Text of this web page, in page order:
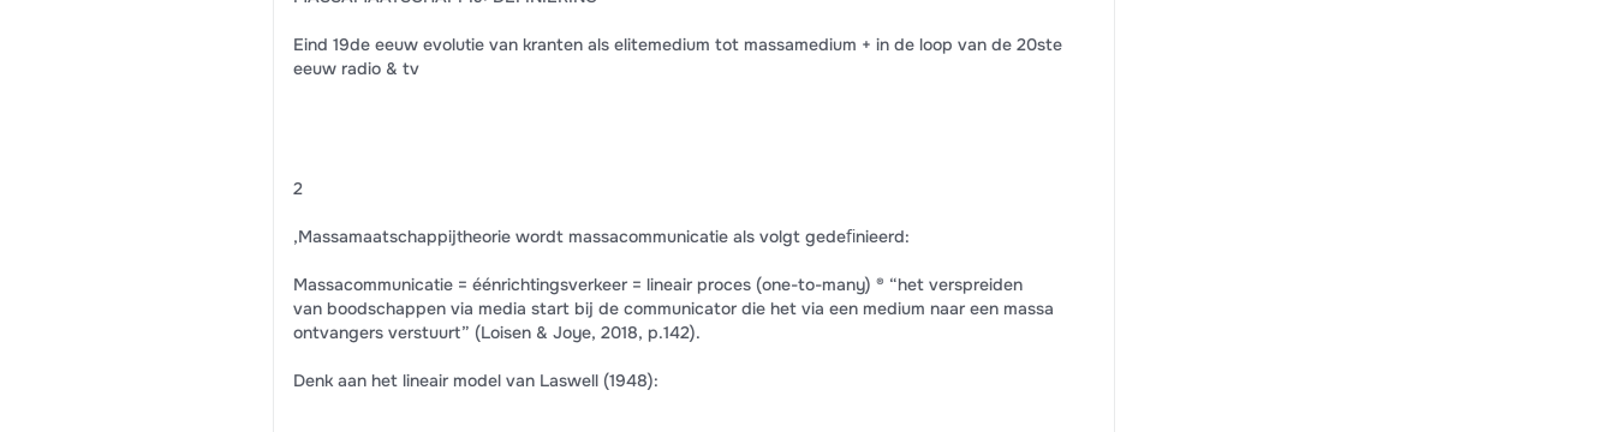
Eind 19de eeuw evolutie van kranten als elitemedium tot massamedium + in de loop van de 20ste
eeuw radio & tv
2
,Massamaatschappijtheorie wordt massacommunicatie als volgt gedeﬁnieerd:
Massacommunicatie = éénrichtingsverkeer = lineair proces (one-to-many) ® “het verspreiden
van boodschappen via media start bij de communicator die het via een medium naar een massa
ontvangers verstuurt” (Loisen & Joye, 2018, p.142).
Denk aan het lineair model van Laswell (1948):